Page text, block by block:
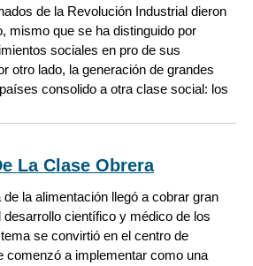
de la Revolución Industrial dieron
mismo que se ha distinguido por
sociales en pro de sus
otro lado, la generación de grandes
consolido a otra clase social: los
La Clase Obrera
de la alimentación llegó a cobrar gran
desarrollo científico y médico de los
se convirtió en el centro de
comenzó a implementar como una